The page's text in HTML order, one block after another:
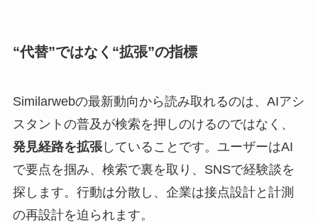
“代替”ではなく“拡張”の指標
Similarwebの最新動向から読み取れるのは、AIアシ
スタントの普及が検索を押しのけるのではなく、
発見経路を拡張していることです。ユーザーはAI
で要点を掴み、検索で裏を取り、SNSで経験談を
探します。行動は分散し、企業は接点設計と計測
の再設計を迫られます。